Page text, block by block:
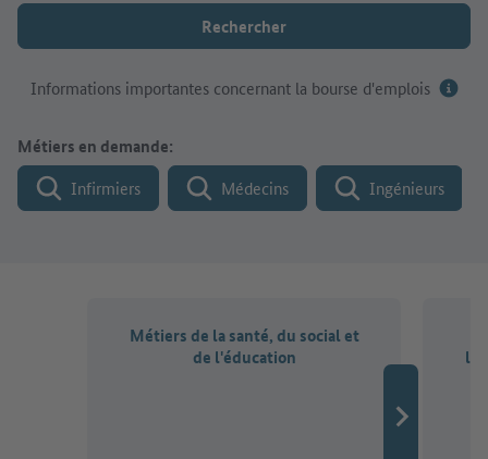
Rechercher
Informations importantes concernant la bourse d'emplois
Métiers en demande:
Infirmiers Médecins Ingénieurs
Métiers de la santé, du social et
de l'éducation